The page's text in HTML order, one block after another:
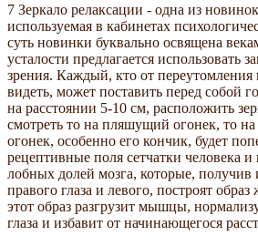
7 Зеркало релаксации - одна из
используемая в кабинетах
суть новинки буквально освящена
усталости предлагается использовать
зрения. Каждый, кто от переутомления
видеть, может поставить перед собой
на расстоянии 5-10 см, расположить
смотреть то на пляшущий огонек, то
огонек, особенно его кончик, будет
рецептивные поля сетчатки человека и
лобных долей мозга, которые,
правого глаза и левого, построят
этот образ разгрузит мышцы,
глаза и избавит от начинающегося